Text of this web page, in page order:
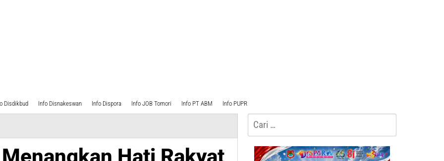
Disdikbud Info Disnakeswan Info Dispora Info JOB Tomori Info PT ABM Info PUPR
Cari
untuk: